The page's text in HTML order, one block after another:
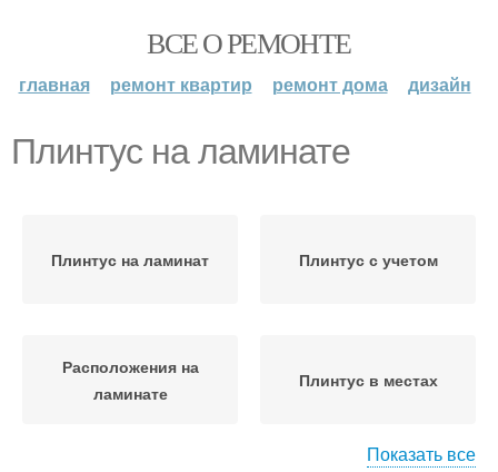
ВСЕ О РЕМОНТЕ
главная ремонт квартир ремонт дома дизайн
Плинтус на ламинате
Плинтус на ламинат Плинтус с учетом
Расположения на
ламинате
Плинтус в местах
Показать все